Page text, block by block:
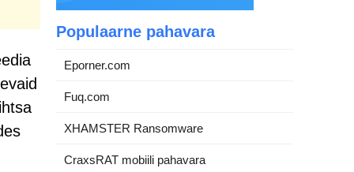
Populaarne pahavara
Eporner.com
Fuq.com
XHAMSTER Ransomware
CraxsRAT mobiili pahavara